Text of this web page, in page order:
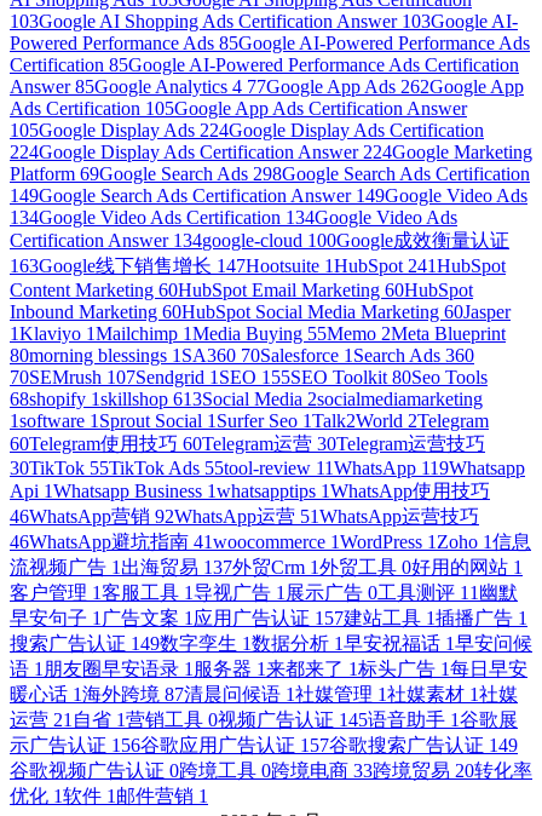
103Google AI Shopping Ads Certification Answer 103Google AI-
Powered Performance Ads 85Google AI-Powered Performance Ads
Certification 85Google AI-Powered Performance Ads Certification
Answer85Google Analytics 4 77Google App Ads 262Google App
Ads Certification 105Google App Ads Certification Answer
105Google Display Ads 224Google Display Ads Certification
224Google Display Ads Certification Answer 224Google Marketing
Platform 69Google Search Ads 298Google Search Ads Certification
149Google Search Ads Certification Answer 149Google Video Ads
134Google Video Ads Certification 134Google Video Ads
Certification Answer 134google-cloud 100Google成效衡量认证
163Google线下销售增长 147Hootsuite 1HubSpot 241HubSpot
Content Marketing 60HubSpot Email Marketing 60HubSpot
Inbound Marketing 60HubSpot Social Media Marketing 60Jasper
1Klaviyo 1Mailchimp 1Media Buying 55Memo 2Meta Blueprint
80morning blessings 1 SA360 70Salesforce 1 Search Ads 360
70SEMrush 107Sendgrid 1 SEO 155SEO Toolkit 80Seo Tools
68shopify 1skillshop 613Social Media 2socialmediamarketing
1software 1 Sprout Social 1 Surfer Seo 1Talk2World 2Telegram
60Telegram使用技巧 60Telegram运营 30Telegram运营技巧
30TikTok 55TikTok Ads 55tool-review 11WhatsApp 119Whatsapp
Api 1Whatsapp Business 1whatsapptips 1WhatsApp使用技巧
46WhatsApp营销 92WhatsApp运营 51WhatsApp运营技巧
46WhatsApp避坑指南 41woocommerce 1WordPress 1 Zoho 1信息
流视频广告 1 出海贸易 137外贸Crm 1外贸工具 0好用的网站 1
客户管理 1客服工具 1导视广告 1 展示广告 0工具测评 11 幽默
早安句子 1 广告文案 1 应用广告认证 157建站工具 1插播广告 1
搜索广告认证 149数字孪生 1数据分析 1早安祝福话 1早安问候
语 1 朋友圈早安语录 1 服务器 1来都来了 1标头广告 1每日早安
暖心话 1海外跨境 87清晨问候语 1社媒管理 1社媒素材 1社媒
运营 21 自省 1营销工具 0视频广告认证 145语音助手 1谷歌展
示广告认证 156谷歌应用广告认证 157谷歌搜索广告认证 149
谷歌视频广告认证 0跨境工具 0跨境电商 33跨境贸易 20转化率
优化 1软件 1 邮件营销 1